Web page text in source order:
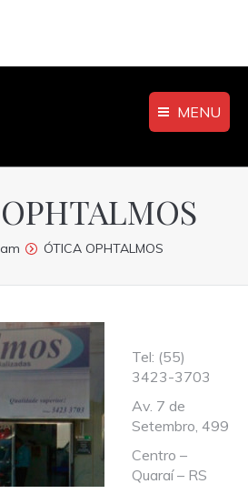
MENU
ÓTICA OPHTALMOS
Tel: (55)
3423-3703
Av. 7 de
Setembro, 499
Centro –
Quaraí – RS